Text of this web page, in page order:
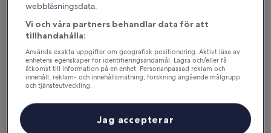
webbläsningsdata.
Vi och våra partners behandlar data för att
tillhandahålla:
Använda exakta uppgifter om geografisk positionering. Aktivt läsa av
enhetens egenskaper för identifieringsändamål. Lagra och/eller få
åtkomst till information på en enhet. Personanpassad reklam och
innehåll, reklam- och innehållsmätning, forskning angående målgrupp
och tjänsteutveckling.
Jag accepterar